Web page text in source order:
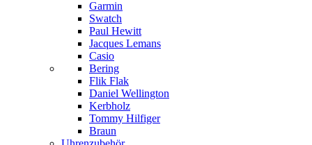
Garmin
Swatch
Paul Hewitt
Jacques Lemans
Casio
Bering
Flik Flak
Daniel Wellington
Kerbholz
Tommy Hilfiger
Braun